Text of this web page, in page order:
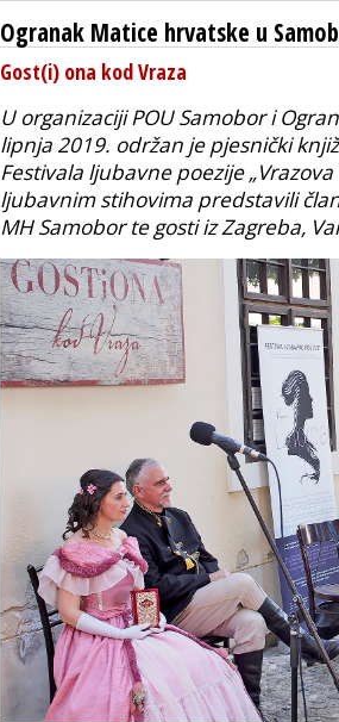
Ogranak Matice hrvatske u
Gost(i) ona kod Vraza
U organizaciji POU Samobor i
lipnja 2019. održan je pjesnički
Festivala ljubavne poezije
ljubavnim stihovima predstavili
MH Samobor te gosti iz Zagreba,